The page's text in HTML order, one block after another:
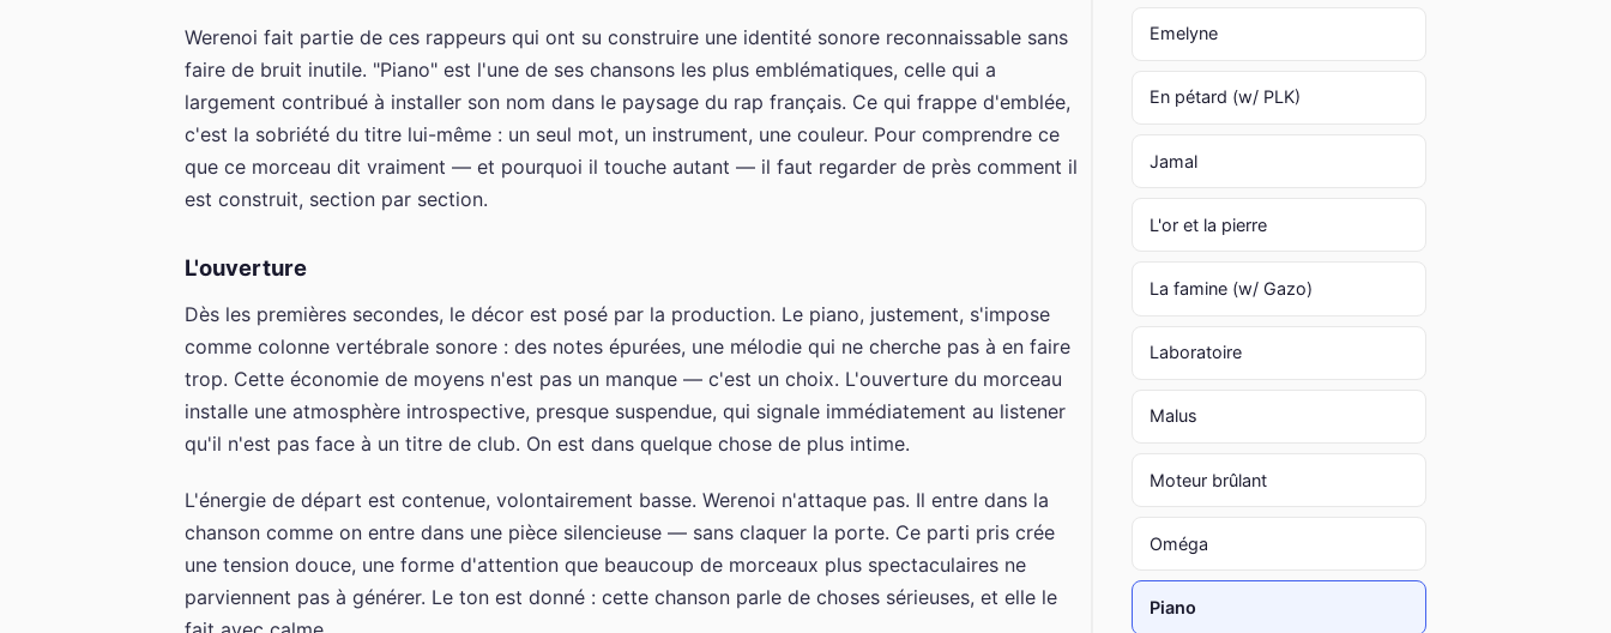
Werenoi fait partie de ces rappeurs qui ont su construire une identité sonore reconnaissable sans
faire de bruit inutile. "Piano" est l'une de ses chansons les plus emblématiques, celle qui a
largement contribué à installer son nom dans le paysage du rap français. Ce qui frappe d'emblée,
c'est la sobriété du titre lui-même : un seul mot, un instrument, une couleur. Pour comprendre ce
que ce morceau dit vraiment — et pourquoi il touche autant — il faut regarder de près comment il
est construit, section par section.
L'ouverture
Dès les premières secondes, le décor est posé par la production. Le piano, justement, s'impose
comme colonne vertébrale sonore : des notes épurées, une mélodie qui ne cherche pas à en faire
trop. Cette économie de moyens n'est pas un manque — c'est un choix. L'ouverture du morceau
installe une atmosphère introspective, presque suspendue, qui signale immédiatement au listener
qu'il n'est pas face à un titre de club. On est dans quelque chose de plus intime.
L'énergie de départ est contenue, volontairement basse. Werenoi n'attaque pas. Il entre dans la
chanson comme on entre dans une pièce silencieuse — sans claquer la porte. Ce parti pris crée
une tension douce, une forme d'attention que beaucoup de morceaux plus spectaculaires ne
parviennent pas à générer. Le ton est donné : cette chanson parle de choses sérieuses, et elle le
Emelyne
En pétard (w/ PLK)
Jamal
L'or et la pierre
La famine (w/ Gazo)
Laboratoire
Malus
Moteur brûlant
Oméga
Piano